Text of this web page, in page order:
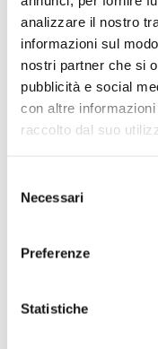
analizzare il nostro
informazioni sul
nostri partner che si
pubblicità e social
con altre
raccolto dal suo
delNecessari
Preferenze
Statistiche